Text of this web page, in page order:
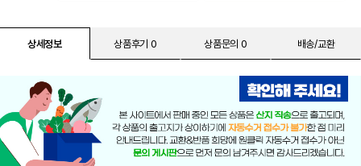
상세정보 상품후기 0 상품문의 0 배송/교환